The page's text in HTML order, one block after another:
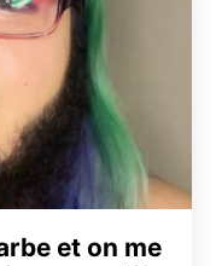
et on me